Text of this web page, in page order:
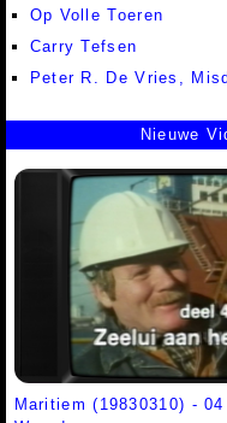
Op Volle Toeren
Carry Tefsen
Peter R. De Vries,
Nieuwe
Maritiem (19830310) -